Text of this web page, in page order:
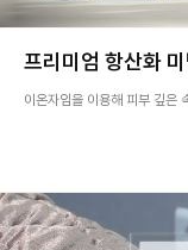
프리미엄 항산화 미
이온자임을 이용해 피부 깊은